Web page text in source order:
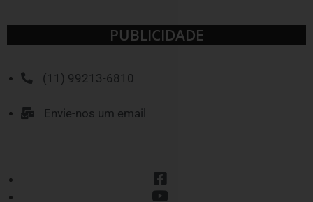
PUBLICIDADE
(11) 99213-6810
Envie-nos um email